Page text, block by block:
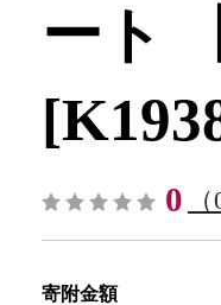
ート
0
寄附金額